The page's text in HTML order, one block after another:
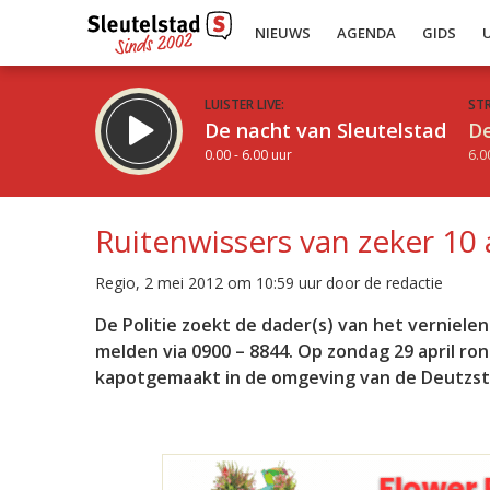
NIEUWS AGENDA GIDS
LUISTER LIVE:
De nacht van Sleutelstad
0.00 - 6.00 uur
Inklappen
Ruitenwissers van zeker 10
Regio, 2 mei 2012 om 10:59 uur door de redactie
De Politie zoekt de dader(s) van het
melden via 0900 – 8844. Op zondag 29 april
kapotgemaakt in de omgeving van de